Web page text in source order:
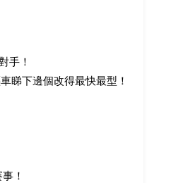
手！
睇下邊個改得最快最型！
！